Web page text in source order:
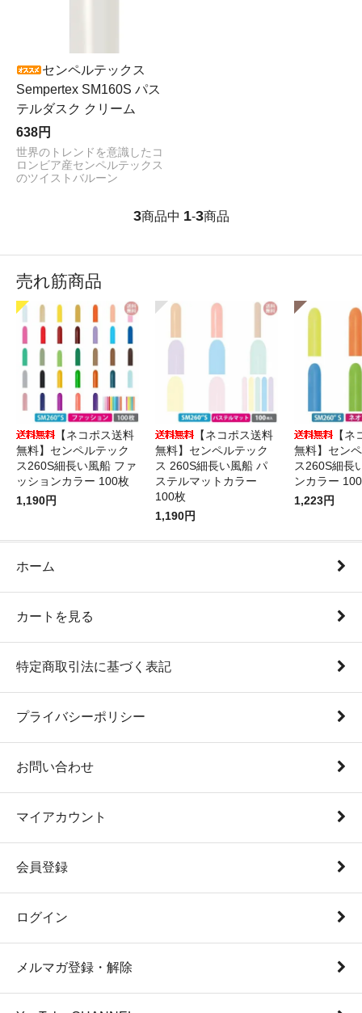
センペルテックス
Sempertex SM160S パス
テルダスク クリーム
638円
世界のトレンドを意識したコ
ロンビア産センペルテックス
のツイストバルーン
3商品中 1-3商品
売れ筋商品
【ネコポス送料
無料】センペルテック
ス260S細長い風船 ファ
ッションカラー 100枚
1,190円
【ネコポス送料
無料】センペルテック
ス 260S細長い風船 パ
ステルマットカラー
100枚
1,190円
【
無料】セン
ス260S細長
ンカラー
1,223円
ホーム
カートを見る
特定商取引法に基づく表記
プライバシーポリシー
お問い合わせ
マイアカウント
会員登録
ログイン
メルマガ登録・解除